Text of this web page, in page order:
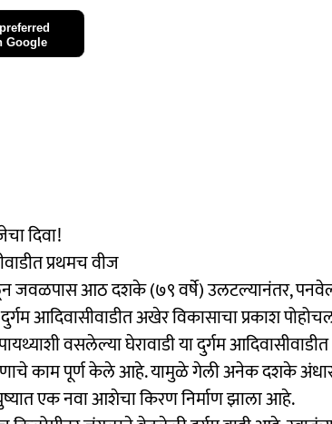
Google
दिवा!
प्रथमच वीज
जवळपास आठ दशके (७९ वर्षे) उलटल्यानंतर,
आदिवासीवाडीत अखेर विकासाचा प्रकाश
वसलेल्या घेरावाडी या दुर्गम आदिवासीवाडीत
काम पूर्ण केले आहे. यामुळे गेली अनेक दशके
एक नवा आशेचा किरण निर्माण झाला आहे.